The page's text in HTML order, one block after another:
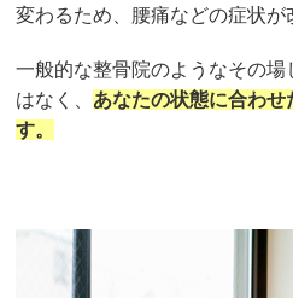
変わるため、腰痛などの症状が
一般的な整骨院のようなその
はなく、 あなたの状態に合わ
す。